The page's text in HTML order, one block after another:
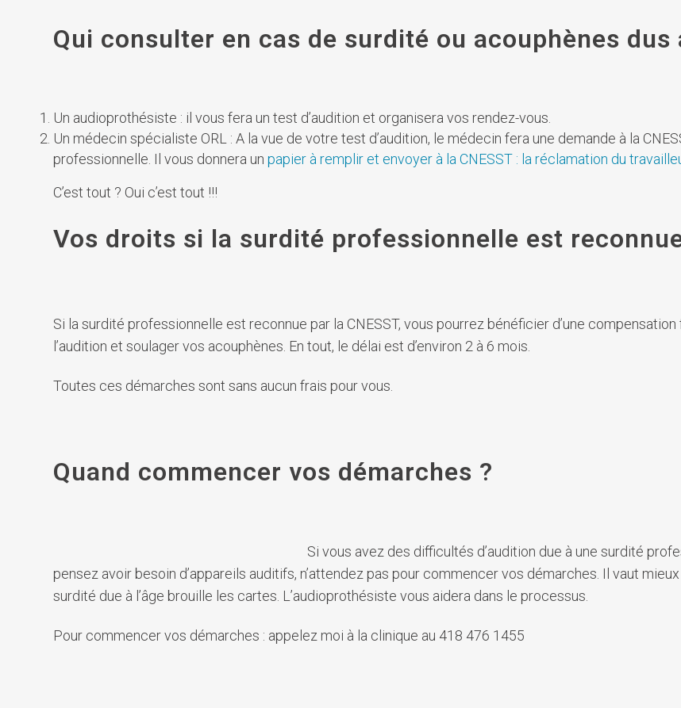
Qui consulter en cas de surdité ou acouphènes dus
Un audioprothésiste : il vous fera un test d’audition et organisera vos rendez-vous.
Un médecin spécialiste ORL : A la vue de votre test d’audition, le médecin fera une demande à la
professionnelle. Il vous donnera unpapier à remplir et envoyer à la CNESST : la réclamation du
C’est tout ? Oui c’est tout !!!
Vos droits si la surdité professionnelle est
Si la surdité professionnelle est reconnue par la CNESST, vous pourrez bénéficier d’une
l’audition et soulager vos acouphènes. En tout, le délai est d’environ 2 à 6 mois.
Toutes ces démarches sont sans aucun frais pour vous.
Quand commencer vos démarches ?
Si vous avez des difficultés d’audition due à une surdité
pensez avoir besoin d’appareils auditifs, n’attendez pas pour commencer vos démarches. Il vaut
surdité due à l’âge brouille les cartes. L’audioprothésiste vous aidera dans le processus.
Pour commencer vos démarches : appelez moi à la clinique au 418 476 1455